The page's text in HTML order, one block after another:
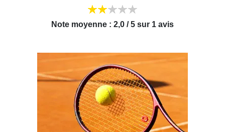
Note moyenne : 2,0 / 5 sur 1 avis